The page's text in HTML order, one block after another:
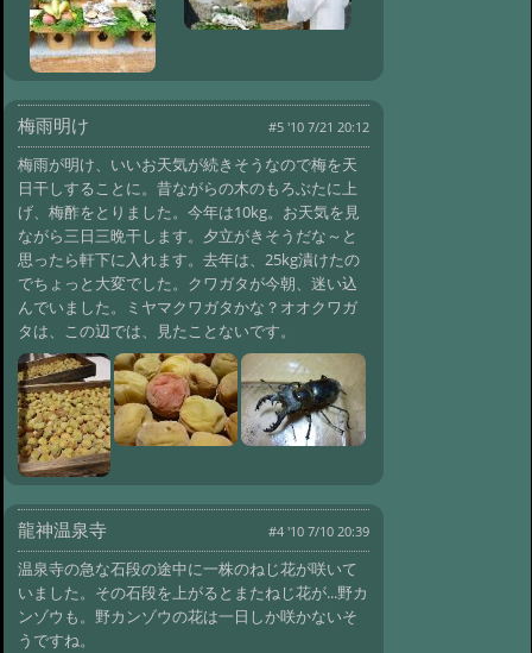
梅雨明け #5 '10 7/21 20:12
梅雨が明け、いいお天気が続きそうなので梅を天
日干しすることに。昔ながらの木のもろぶたに上
げ、梅酢をとりました。今年は10kg。お天気を見
ながら三日三晩干します。夕立がきそうだな～と
思ったら軒下に入れます。去年は、25kg漬けたの
でちょっと大変でした。クワガタが今朝、迷い込
んでいました。ミヤマクワガタかな？オオクワガ
タは、この辺では、見たことないです。
龍神温泉寺 #4 '10 7/10 20:39
温泉寺の急な石段の途中に一株のねじ花が咲いて
いました。その石段を上がるとまたねじ花が...野カ
ンゾウも。野カンゾウの花は一日しか咲かないそ
うですね。